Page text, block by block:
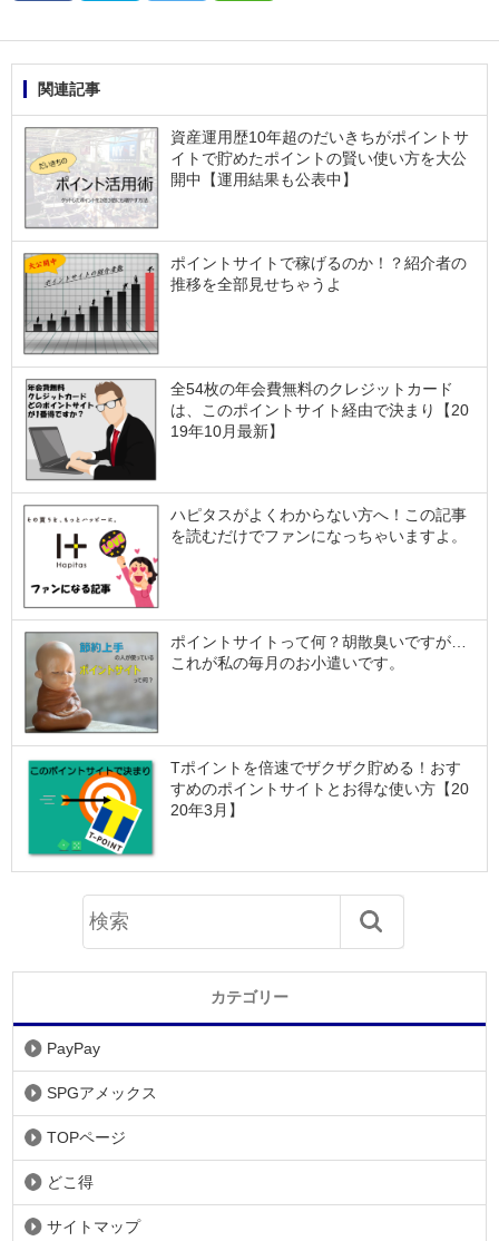
関連記事
資産運用歴10年超のだいきちがポイントサ
イトで貯めたポイントの賢い使い方を大公
開中【運用結果も公表中】
ポイントサイトで稼げるのか！？紹介者の
推移を全部見せちゃうよ
全54枚の年会費無料のクレジットカード
は、このポイントサイト経由で決まり【20
19年10月最新】
ハピタスがよくわからない方へ！この記事
を読むだけでファンになっちゃいますよ。
ポイントサイトって何？胡散臭いですが…
これが私の毎月のお小遣いです。
Tポイントを倍速でザクザク貯める！おす
すめのポイントサイトとお得な使い方【20
20年3月】
カテゴリー
PayPay
SPGアメックス
TOPページ
どこ得
サイトマップ